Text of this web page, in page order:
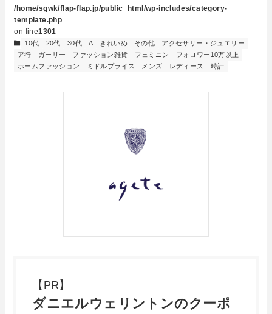
/home/sgwk/flap-flap.jp/public_html/wp-includes/category-
template.php
on line1301
10代 20代 30代 A きれいめ その他
アクセサリー・ジュエリー
ア行
ガーリー ファッション雑貨 フェミニン
フォロワー10万以上
ホームファッション
ミドルプライス メンズ レディース 時計
【PR】
ダニエルウェリントンのクーポ